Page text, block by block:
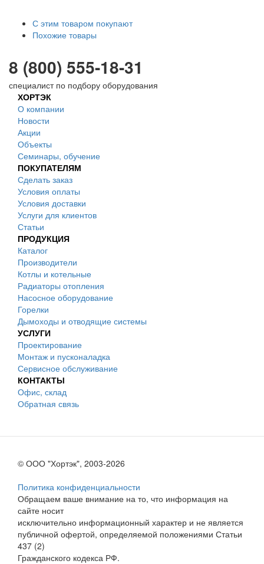
С этим товаром покупают
Похожие товары
8 (800) 555-18-31
специалист по подбору оборудования
ХОРТЭК
О компании
Новости
Акции
Объекты
Семинары, обучение
ПОКУПАТЕЛЯМ
Сделать заказ
Условия оплаты
Условия доставки
Услуги для клиентов
Статьи
ПРОДУКЦИЯ
Каталог
Производители
Котлы и котельные
Радиаторы отопления
Насосное оборудование
Горелки
Дымоходы и отводящие системы
УСЛУГИ
Проектирование
Монтаж и пусконаладка
Сервисное обслуживание
КОНТАКТЫ
Офис, склад
Обратная связь
© ООО "Хортэк", 2003-2026
Политика конфиденциальности
Обращаем ваше внимание на то, что информация на
сайте носит
исключительно информационный характер и не является
публичной офертой, определяемой положениями Статьи
437 (2)
Гражданского кодекса РФ.